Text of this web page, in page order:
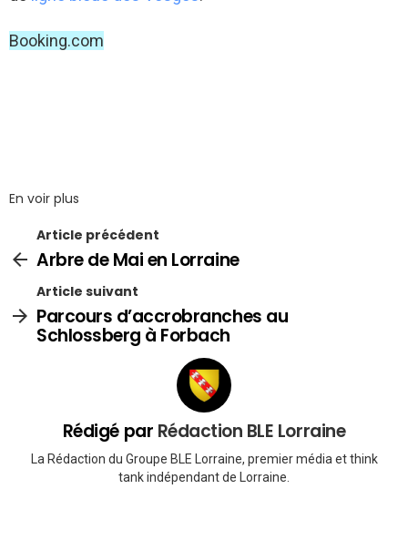
Booking.com
En voir plus
Article précédent
Arbre de Mai en Lorraine
Article suivant
Parcours d’accrobranches au
Schlossberg à Forbach
Rédigé par Rédaction BLE Lorraine
La Rédaction du Groupe BLE Lorraine, premier média et think
tank indépendant de Lorraine.